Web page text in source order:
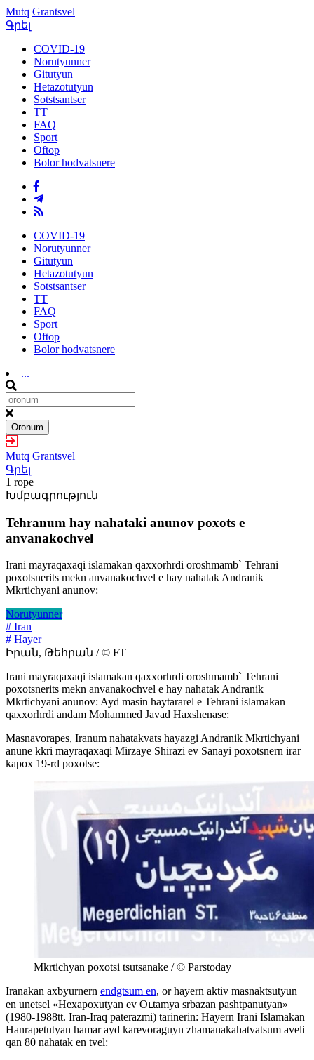
Mutq Grantsvel
Գրել
COVID-19
Norutyunner
Gitutyun
Hetazotutyun
Sotstsantser
TT
FAQ
Sport
Oftop
Bolor hodvatsnere
COVID-19
Norutyunner
Gitutyun
Hetazotutyun
Sotstsantser
TT
FAQ
Sport
Oftop
Bolor hodvatsnere
...
Oronum
Mutq Grantsvel
Գրել
1 rope
Խմբագրություն
Tehranum hay nahataki anunov poxots e
anvanakochvel
Irani mayraqaxaqi islamakan qaxxorhrdi oroshmamb` Tehrani
poxotsnerits mekn anvanakochvel e hay nahatak Andranik
Mkrtichyani anunov:
Norutyunner
# Iran
# Hayer
Իրան, Թեհրան / © FT
Irani mayraqaxaqi islamakan qaxxorhrdi oroshmamb` Tehrani
poxotsnerits mekn anvanakochvel e hay nahatak Andranik
Mkrtichyani anunov: Ayd masin haytararel e Tehrani islamakan
qaxxorhrdi andam Mohammed Javad Haxshenase:
Masnavorapes, Iranum nahatakvats hayazgi Andranik Mkrtichyani
anune kkri mayraqaxaqi Mirzaye Shirazi ev Sanayi poxotsnern irar
kapox 19-rd poxotse:
Mkrtichyan poxotsi tsutsanake / © Parstoday
Iranakan axbyurnern endgtsum en, or hayern aktiv masnaktsutyun
en unetsel «Hexapoxutyan ev Oւtamya srbazan pashtpanutyan»
(1980-1988tt. Iran-Iraq paterazmi) tarinerin: Hayern Irani Islamakan
Hanrapetutyan hamar ayd karevoraguyn zhamanakahatvatsum aveli
qan 80 nahatak en tvel: